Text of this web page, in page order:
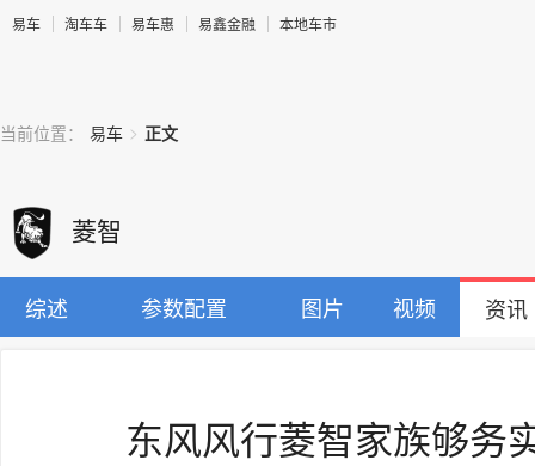
易车 淘车车 易车惠 易鑫金融 本地车市
当前位置： 易车 > 正文
菱智
综述 参数配置 图片 视频 资讯
东风风行菱智家族够务